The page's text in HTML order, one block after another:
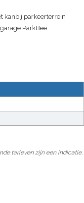
kanbij parkeerterrein
ParkBee
tarieven zijn een indicatie.